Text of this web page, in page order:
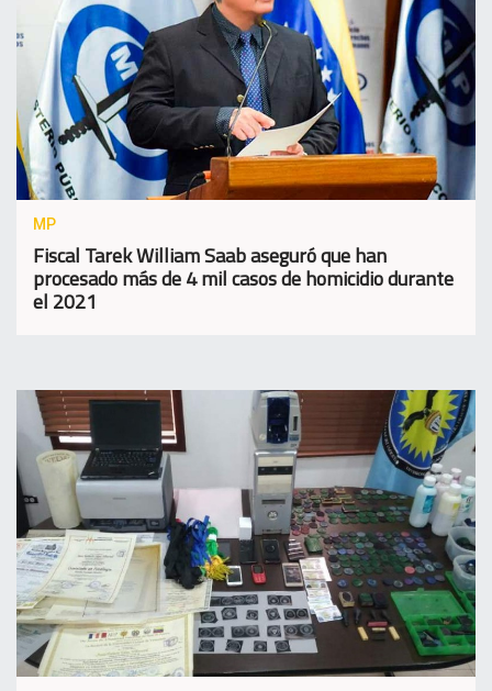
MP
Fiscal Tarek William Saab aseguró que han
procesado más de 4 mil casos de homicidio durante
el 2021